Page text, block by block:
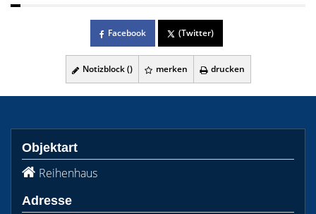
Facebook (Twitter)
Notizblock () merken drucken
Objektart
Reihenhaus
Adresse